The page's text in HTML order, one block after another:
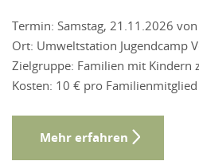
Termin: Samstag, 21.11.2026
Ort: Umweltstation Jugendcamp
Zielgruppe: Familien mit Kindern
Kosten: 10 € pro Familienmitglied
Mehr erfahren